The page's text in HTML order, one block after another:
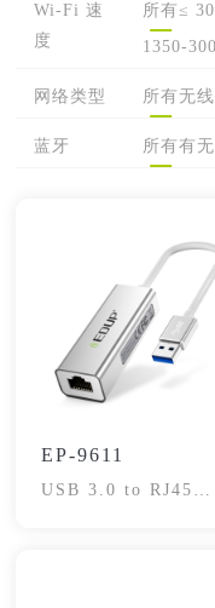
Wi-Fi 速
度
所有≤
1350-
网络类型 所有 无线
蓝牙 所有有 无
EP-9611
USB 3.0 to RJ45